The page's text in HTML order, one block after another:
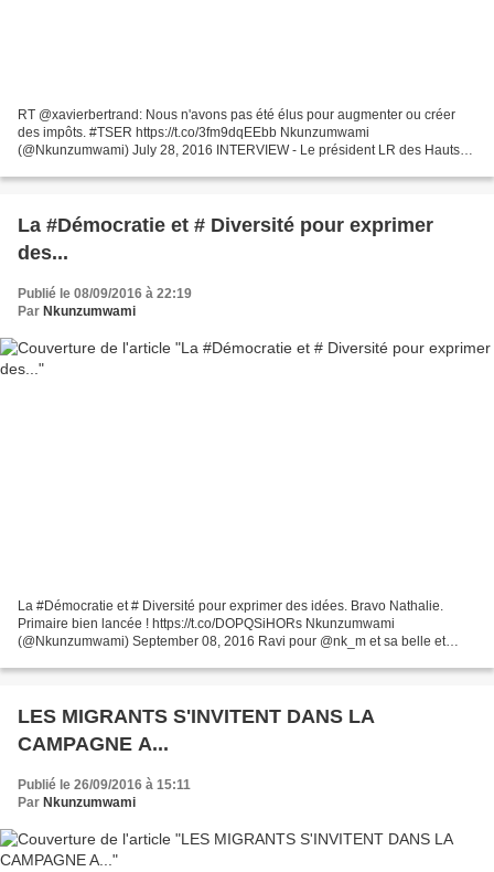
RT @xavierbertrand: Nous n'avons pas été élus pour augmenter ou créer
des impôts. #TSER https://t.co/3fm9dqEEbb Nkunzumwami
(@Nkunzumwami) July 28, 2016 INTERVIEW - Le président LR des Hauts-
La #Démocratie et # Diversité pour exprimer
des...
Publié le 08/09/2016 à 22:19
Par Nkunzumwami
La #Démocratie et # Diversité pour exprimer des idées. Bravo Nathalie.
Primaire bien lancée ! https://t.co/DOPQSiHORs Nkunzumwami
(@Nkunzumwami) September 08, 2016 Ravi pour @nk_m et sa belle et
LES MIGRANTS S'INVITENT DANS LA
CAMPAGNE A...
Publié le 26/09/2016 à 15:11
Par Nkunzumwami